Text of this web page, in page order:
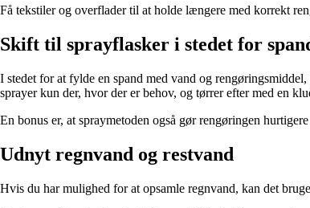
Få tekstiler og overflader til at holde længere med korrekt
Skift til sprayflasker i stedet for
I stedet for at fylde en spand med vand og
sprayer kun der, hvor der er behov, og tørrer efter med en
En bonus er, at spraymetoden også gør rengøringen
Udnyt regnvand og restvand
Hvis du har mulighed for at opsamle regnvand, kan det